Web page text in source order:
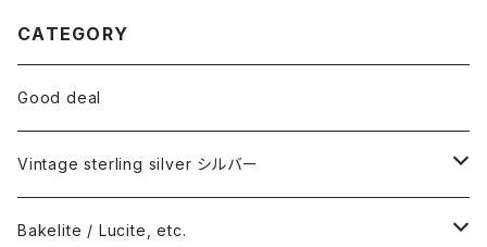
CATEGORY
Good deal
Vintage sterling silver シルバー
ネックレス
Bakelite / Lucite, etc.